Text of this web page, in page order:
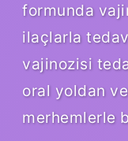
formunda
ilaçlarla
vajinozisi
oral yoldan
merhemlerle